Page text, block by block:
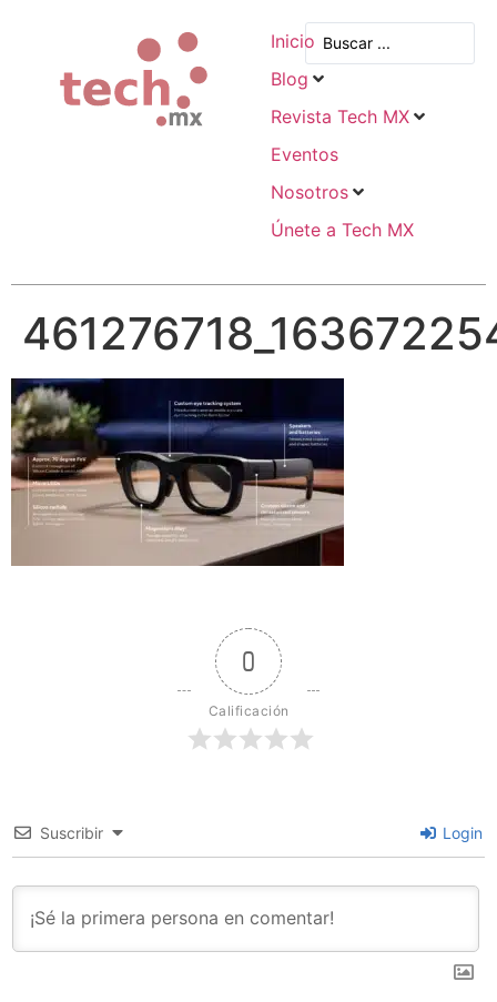
Inicio
Blog
Revista Tech MX
Eventos
Nosotros
Únete a Tech MX
0
Calificación
Suscribir Login